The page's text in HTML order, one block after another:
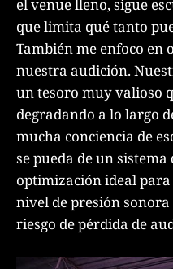
el venue lleno, sigue
que limita qué tanto
También me enfoco en
nuestra audición.
un tesoro muy valioso
degradando a lo largo
mucha conciencia de
se pueda de un
optimización ideal
nivel de presión
riesgo de pérdida de